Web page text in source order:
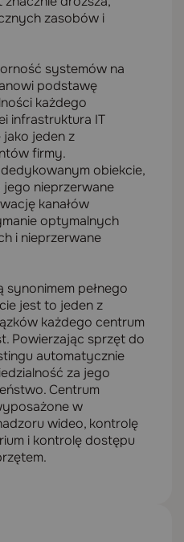
zasobów i
systemów na
podstawę
każdego
infrastruktura IT
jeden z
firmy.
obiekcie,
nieprzerwane
kanałów
optymalnych
i nieprzerwane
pełnego
jest to jeden z
każdego centrum
Powierzając sprzęt do
automatycznie
za jego
Centrum
w
wideo, kontrolę
i kontrolę dostępu